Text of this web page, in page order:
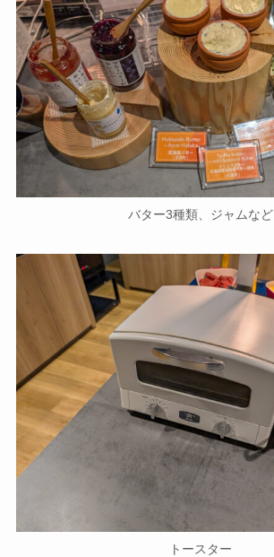
バター3種類、ジャムなど
トースター